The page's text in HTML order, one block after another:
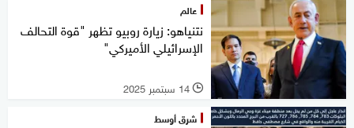
عالم
نتنياهو: زيارة روبيو تظهر "قوة التحالف
الإسرائيلي الأميركي"
l 14 سبتمبر 2025
شرق أوسط